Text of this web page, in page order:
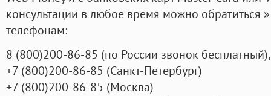
консультации в любое время можно обратиться
телефонам:
8 (800)200-86-85 (по России звонок бесплатный),
+7 (800)200-86-85 (Санкт-Петербург)
+7 (800)200-86-85 (Москва)